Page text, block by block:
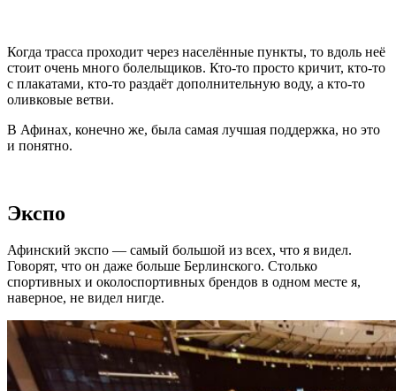
Когда трасса проходит через населённые пункты, то вдоль неё
стоит очень много болельщиков. Кто-то просто кричит, кто-то
с плакатами, кто-то раздаёт дополнительную воду, а кто-то
оливковые ветви.
В Афинах, конечно же, была самая лучшая поддержка, но это
и понятно.
Экспо
Афинский экспо — самый большой из всех, что я видел.
Говорят, что он даже больше Берлинского. Столько
спортивных и околоспортивных брендов в одном месте я,
наверное, не видел нигде.